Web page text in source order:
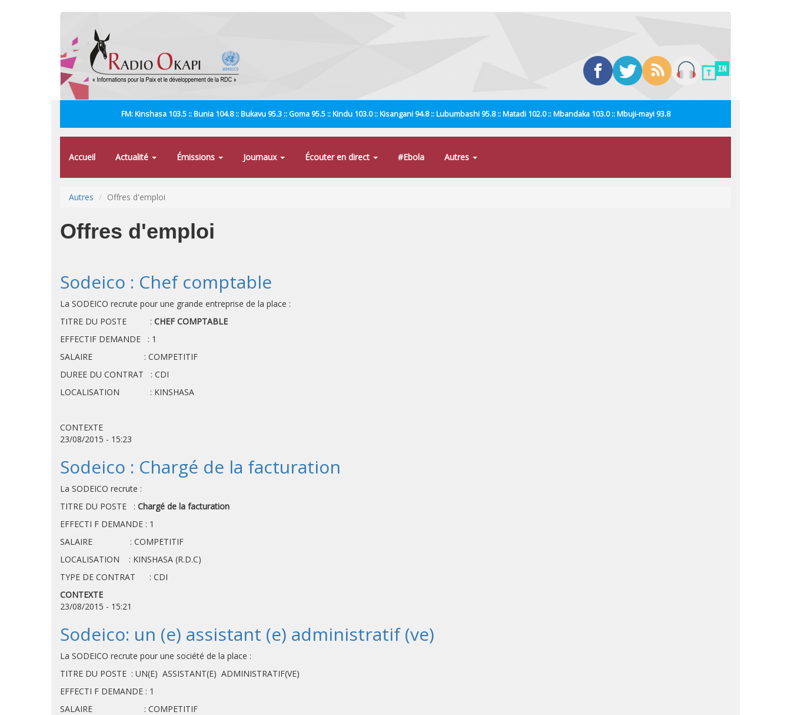
FM: Kinshasa 103.5 :: Bunia 104.8 :: Bukavu 95.3 :: Goma 95.5 :: Kindu 103.0 :: Kisangani 94.8 :: Lubumbashi 95.8 :: Matadi 102.0 :: Mbandaka 103.0 :: Mbuji-mayi 93.8
Accueil Actualité Émissions Journaux Écouter en direct #Ebola Autres
Autres Offres d'emploi
Offres d'emploi
Sodeico : Chef comptable
La SODEICO recrute pour une grande entreprise de la place :
TITRE DU POSTE : CHEF COMPTABLE
EFFECTIF DEMANDE : 1
SALAIRE : COMPETITIF
DUREE DU CONTRAT : CDI
LOCALISATION : KINSHASA
CONTEXTE
23/08/2015 - 15:23
Sodeico : Chargé de la facturation
La SODEICO recrute :
TITRE DU POSTE : Chargé de la facturation
EFFECTI F DEMANDE : 1
SALAIRE : COMPETITIF
LOCALISATION : KINSHASA (R.D.C)
TYPE DE CONTRAT : CDI
CONTEXTE
23/08/2015 - 15:21
Sodeico: un (e) assistant (e) administratif (ve)
La SODEICO recrute pour une société de la place :
TITRE DU POSTE : UN(E) ASSISTANT(E) ADMINISTRATIF(VE)
EFFECTI F DEMANDE : 1
SALAIRE : COMPETITIF